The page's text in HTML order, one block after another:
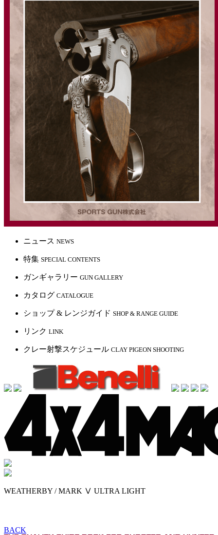
ニュース NEWS
特集 SPECIAL CONTENTS
ガンギャラリー GUN GALLERY
カタログ CATALOGUE
ショップ & レンジガイド SHOP & RANGE GUIDE
リンク LINK
クレー射撃スケジュール CLAY PIGEON SHOOTING
WEATHERBY / MARK Ⅴ ULTRA LIGHT
BACK